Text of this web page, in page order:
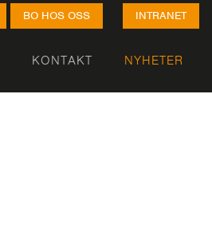
BO HOS OSS INTRANET
KONTAKT NYHETER